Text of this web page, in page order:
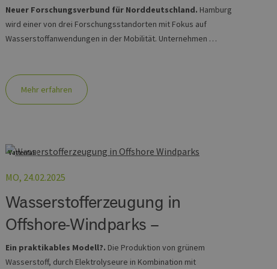
Neuer Forschungsverbund für Norddeutschland. Hamburg
wird einer von drei Forschungsstandorten mit Fokus auf
Wasserstoffanwendungen in der Mobilität. Unternehmen …
Mehr erfahren
Vattenfall
MO, 24.02.2025
Wasserstofferzeugung in
Offshore-Windparks –
Ein praktikables Modell?. Die Produktion von grünem
Wasserstoff, durch Elektrolyseure in Kombination mit